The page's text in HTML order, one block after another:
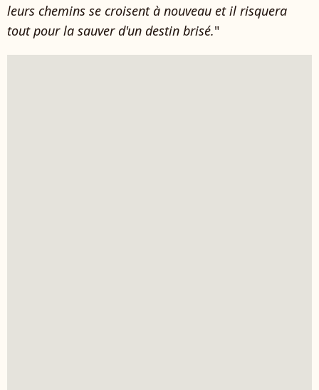
leurs chemins se croisent à nouveau et il risquera
tout pour la sauver d'un destin brisé."